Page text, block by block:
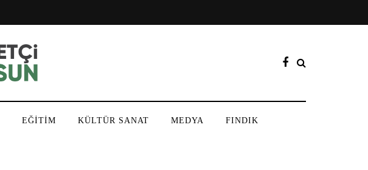
EĞİTİM KÜLTÜR SANAT MEDYA FINDIK